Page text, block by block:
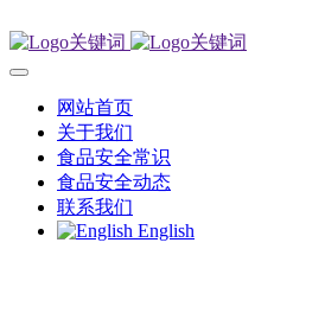
网站首页
关于我们
食品安全常识
食品安全动态
联系我们
English